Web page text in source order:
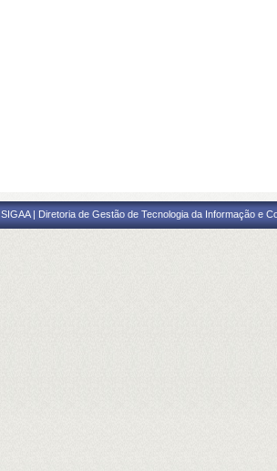
SIGAA | Diretoria de Gestão de Tecnologia da Informação e